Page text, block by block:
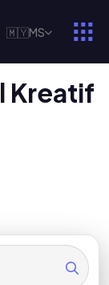
🇲🇾MS
l Kreatif